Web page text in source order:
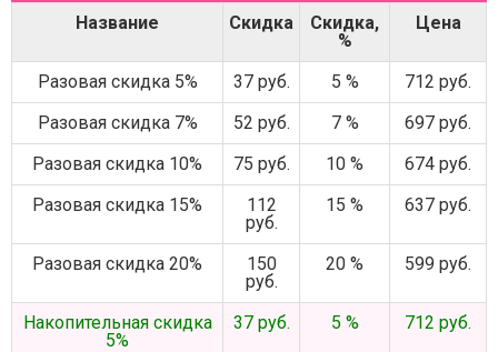
Название Скидка
Скидка,
%
Цена
Разовая скидка 5% 37 руб. 5 %
712 руб.
Разовая скидка 7%
52 руб. 7 %
697 руб.
Разовая скидка 10%
75 руб. 10 %
674 руб.
Разовая скидка 15%
112
руб.
15 % 637 руб.
Разовая скидка 20%
150
руб.
20 % 599 руб.
Накопительная скидка
5%
37 руб. 5 % 712 руб.